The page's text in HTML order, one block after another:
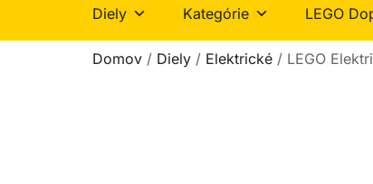
Diely Kategórie LEGO
Domov / Diely / Elektrické / LEGO